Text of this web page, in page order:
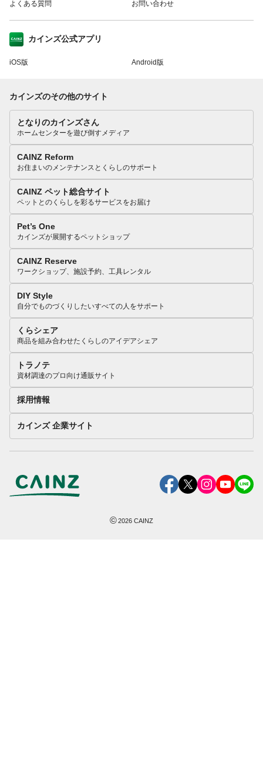
よくある質問
お問い合わせ
カインズ公式アプリ
iOS版 Android版
カインズのその他のサイト
となりのカインズさん
ホームセンターを遊び倒すメディア
CAINZ Reform
お住まいのメンテナンスとくらしのサポート
CAINZ ペット総合サイト
ペットとのくらしを彩るサービスをお届け
Pet’s One
カインズが展開するペットショップ
CAINZ Reserve
ワークショップ、施設予約、工具レンタル
DIY Style
自分でものづくりしたいすべての人をサポート
くらシェア
商品を組み合わせたくらしのアイデアシェア
トラノテ
資材調達のプロ向け通販サイト
採用情報
カインズ 企業サイト
©2026 CAINZ